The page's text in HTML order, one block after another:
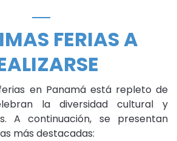
FERIAS A
en Panamá está repleto de
la diversidad cultural y
A continuación, se presentan
más destacadas: